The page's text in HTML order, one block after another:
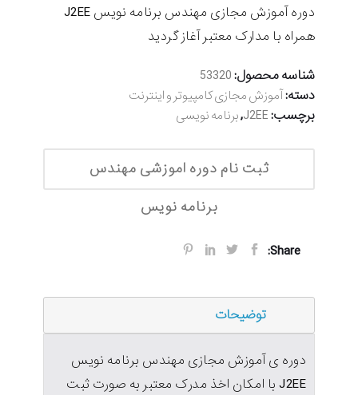
دوره آموزش مجازی مهندس برنامه نویس J2EE
همراه با مدارک معتبر آغاز گردید
شناسه محصول:53320
دسته:آموزش مجازی کامپیوتر و اینترنت
برچسب:J2EE
,برنامه نویسی
ثبت نام دوره اموزشی مهندس
برنامه نویس
Share:
توضیحات
دوره ی آموزش مجازی مهندس برنامه نویس
J2EE با امکان اخذ مدرک معتبر به صورت ثبت